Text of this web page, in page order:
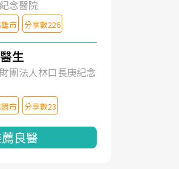
念醫院
市 分享數226
生
團法人林口長庚紀念
市 分享數23
良醫